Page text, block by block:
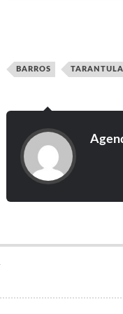
28 de Julho
BARROS TARANTULA